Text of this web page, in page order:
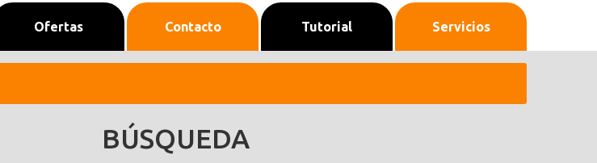
Ofertas Contacto Tutorial Servicios
BÚSQUEDA